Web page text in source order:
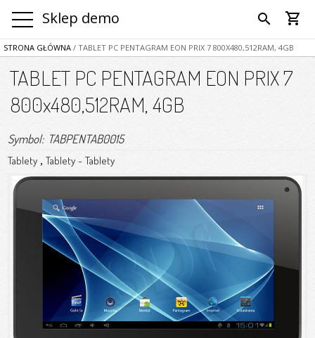
Sklep demo search shopping_cart
STRONA GŁÓWNA / TABLET PC PENTAGRAM EON PRIX 7 800X480,512RAM, 4GB
TABLET PC PENTAGRAM EON PRIX 7
800x480,512RAM, 4GB
Symbol: TABPENTAB0015
Tablety ,Tablety - Tablety